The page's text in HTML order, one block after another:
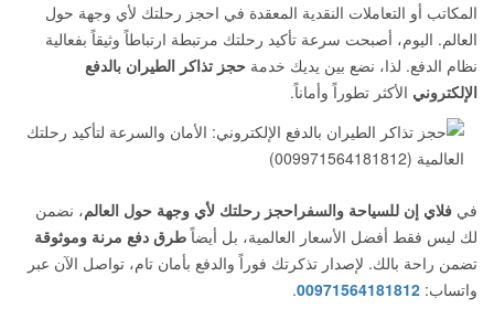
المكاتب أو التعاملات النقدية المعقدة في احجز رحلتك لأي وجهة حول
العالم. اليوم، أصبحت سرعة تأكيد رحلتك مرتبطة ارتباطاً وثيقاً بفعالية
نظام الدفع. لذا، نضع بين يديك خدمة حجز تذاكر الطيران بالدفع
الإلكتروني الأكثر تطوراً وأماناً.
في فلاي إن للسياحة والسفراحجز رحلتك لأي وجهة حول العالم، نضمن
لك ليس فقط أفضل الأسعار العالمية، بل أيضاًطرق دفع مرنة وموثوقة
تضمن راحة بالك. لإصدار تذكرتك فوراً والدفع بأمان تام، تواصل الآن عبر
واتساب: 00971564181812
.